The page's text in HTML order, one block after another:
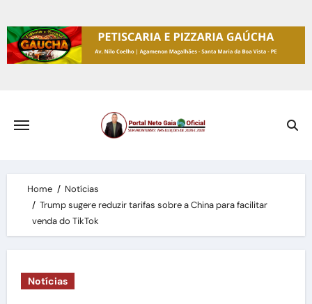
to
content
Home
Notícias
Trump sugere reduzir tarifas sobre a China para facilitar
venda do TikTok
Notícias